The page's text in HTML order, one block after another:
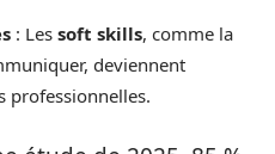
: Les soft skills, comme la
deviennent
professionnelles.